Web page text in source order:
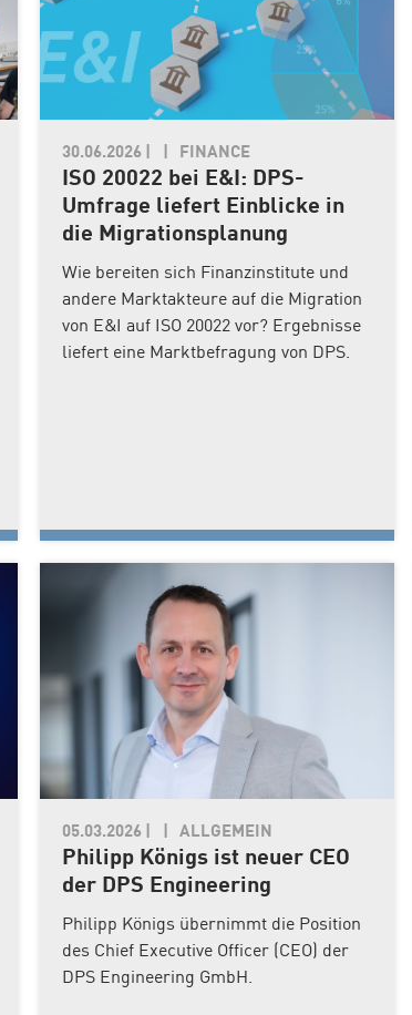
30.06.2026| FINANCE
ISO 20022 bei E&I: DPS-
Umfrage liefert Einblicke in
die Migrationsplanung
Wie bereiten sich Finanzinstitute und
andere Marktakteure auf die Migration
von E&I auf ISO 20022 vor? Ergebnisse
liefert eine Marktbefragung von DPS.
05.03.2026| ALLGEMEIN
Philipp Königs ist neuer CEO
der DPS Engineering
Philipp Königs übernimmt die Position
des Chief Executive Officer (CEO) der
DPS Engineering GmbH.